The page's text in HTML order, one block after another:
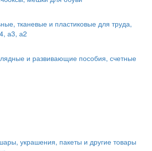
тканевые и пластиковые для труда,
а3, а2
и развивающие пособия, счетные
украшения, пакеты и другие товары